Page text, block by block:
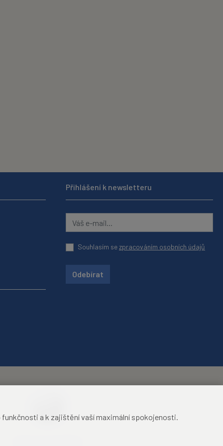
Přihlášení k newsletteru
Souhlasím sezpracováním osobních údajů
Odebírat
funkčnosti a k zajištění vaší maximální spokojenosti.